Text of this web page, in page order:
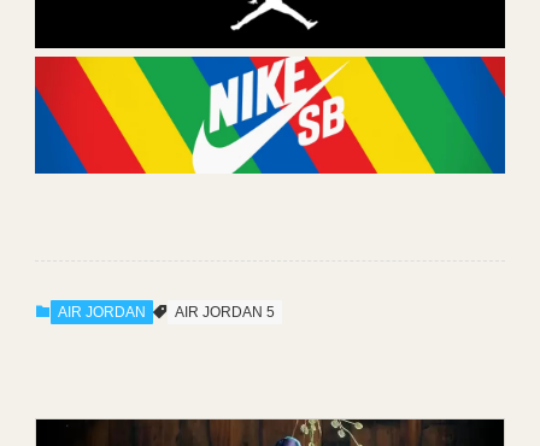
AIR JORDAN AIR JORDAN 5